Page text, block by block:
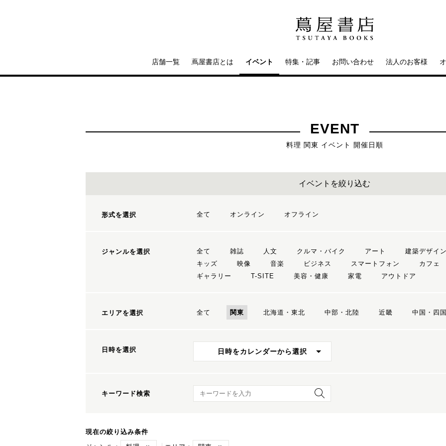
店舗一覧 蔦屋書店とは イベント 特集・記事 お問い合わせ 法人のお客様
EVENT
料理 関東 イベント 開催日順
イベントを絞り込む
形式を選択 全て オンライン オフライン
ジャンルを選択 全て 雑誌 人文 クルマ・バイク アート 建築デザイン
キッズ
映像 音楽 ビジネス スマートフォン カフェ
ギャラリー
T-SITE 美容・健康 家電 アウトドア
エリアを選択 全て 関東 北海道・東北 中部・北陸 近畿 中国・四国
日時を選択 日時をカレンダーから選択
キーワード検索 キーワード検索
現在の絞り込み条件